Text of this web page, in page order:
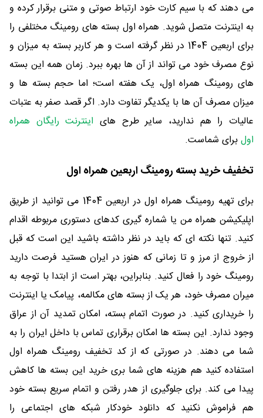
می دهند که با سیم کارت خود ارتباط صوتی و متنی برقرار کرده و
به اینترنت متصل شوید. همراه اول بسته های رومینگ مختلفی را
برای اربعین 1404 در نظر گرفته است و هر کاربر بسته به میزان و
نوع مصرف خود می تواند از آن ها بهره ببرد. زمان همه این بسته
های رومینگ همراه اول، یک هفته است؛ اما حجم بسته ها و
میزان مصرف آن ها با یکدیگر تفاوت دارد. اگر قصد صفر به عتبات
عالیات را هم ندارید، سایر طرح های اینترنت رایگان همراه
اولبرای شماست.
تخفیف خرید بسته رومینگ اربعین همراه اول
برای تهیه رومینگ همراه اول در اربعین 1404 می توانید از طریق
اپلیکیشن همراه من یا شماره گیری کدهای دستوری مربوطه اقدام
کنید. تنها نکته ای که باید در نظر داشته باشید این است که قبل
از خروج از مرز و تا زمانی که هنوز در ایران هستید فرصت دارید
رومینگ خود را فعال کنید. بنابراین، بهتر است از ابتدا با توجه به
میران مصرف خود، هر یک از بسته های مکالمه، پیامک یا اینترنت
را خریداری کنید. در صورت اتمام بسته، امکان تمدید آن از عراق
وجود ندارد. این بسته ها امکان برقراری تماس با داخل ایران را به
شما می دهند. در صورتی که از کد تخفیف رومینگ همراه اول
استفاده کنید هم هزینه های شما بری خرید این بسته ها کاهش
پیدا می کند. برای جلوگیری از هدر رفتن و اتمام سریع بسته خود
هم فراموش نکنید که دانلود خودکار شبکه های اجتماعی را